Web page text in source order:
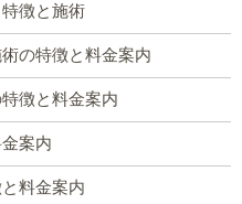
徴と施術
の特徴と料金案内
徴と料金案内
案内
料金案内